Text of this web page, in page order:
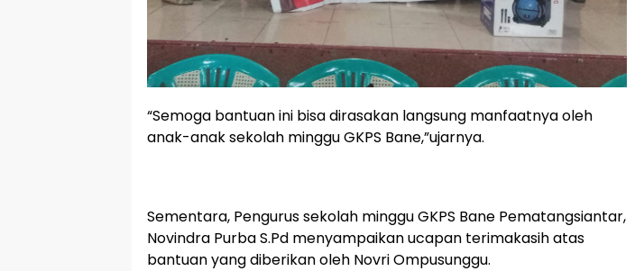
“Semoga bantuan ini bisa dirasakan langsung manfaatnya oleh
anak-anak sekolah minggu GKPS Bane,”ujarnya.
Sementara, Pengurus sekolah minggu GKPS Bane Pematangsiantar,
Novindra Purba S.Pd menyampaikan ucapan terimakasih atas
bantuan yang diberikan oleh Novri Ompusunggu.